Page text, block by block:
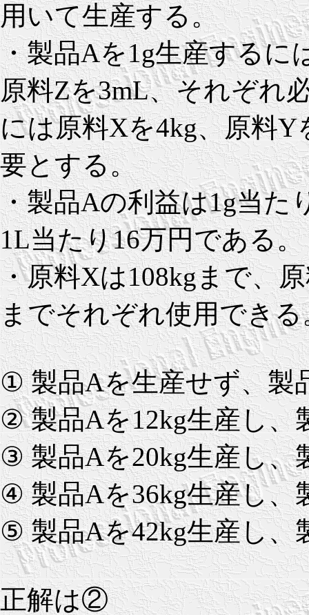
用いて生産する。
・製品Aを1g生産するに
原料Zを3mL、それぞれ
には原料Xを4kg、原料
要とする。
・製品Aの利益は1g当た
1L当たり16万円である。
・原料Xは108kgまで、
までそれぞれ使用できる
① 製品Aを生産せず、製
② 製品Aを12kg生産し、
③ 製品Aを20kg生産し、
④ 製品Aを36kg生産し、
⑤ 製品Aを42kg生産し、
正解は②